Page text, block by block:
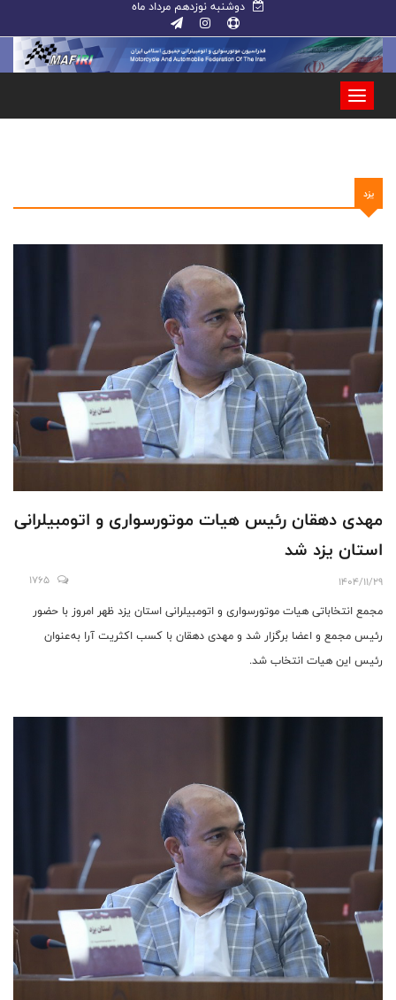
دوشنبه نوزدهم مرداد ماه
یزد
مهدی دهقان رئیس هیات موتورسواری و اتومبیلرانی
استان یزد شد
1404/11/29
1765
مجمع انتخاباتی هیات موتورسواری و اتومبیلرانی استان یزد ظهر امروز با حضور
رئیس مجمع و اعضا برگزار شد و مهدی دهقان با کسب اکثریت آرا به‌عنوان
رئیس این هیات انتخاب شد.